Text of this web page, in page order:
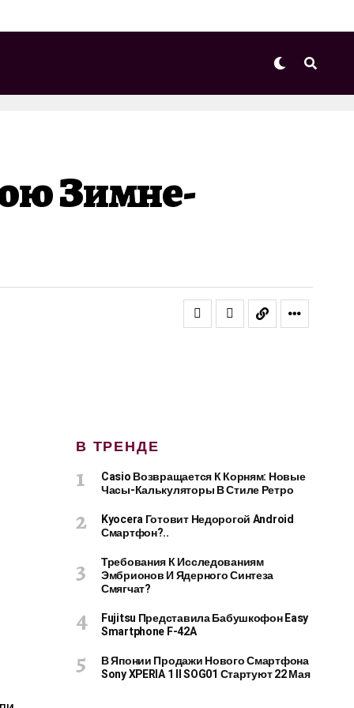
Зимне-
В ТРЕНДЕ
Casio Возвращается К Корням: Новые
Часы-Калькуляторы В Стиле Ретро
Kyocera Готовит Недорогой Android
Смартфон?..
Требования К Исследованиям
Эмбрионов И Ядерного Синтеза
Смягчат?
Fujitsu Представила Бабушкофон Easy
Smartphone F-42A
В Японии Продажи Нового Смартфона
Sony XPERIA 1 II SOG01 Стартуют 22 Мая